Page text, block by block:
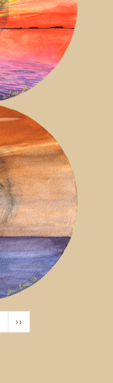
Siguiente
página
››